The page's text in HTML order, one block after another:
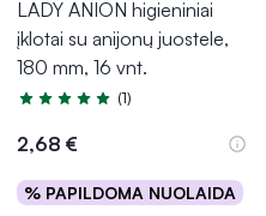
LADY ANION higieniniai
įklotai su anijonų juostele,
180 mm, 16 vnt.
Įvertinimas 5.0 iš 5
(1)
2,68 €
% PAPILDOMA NUOLAIDA